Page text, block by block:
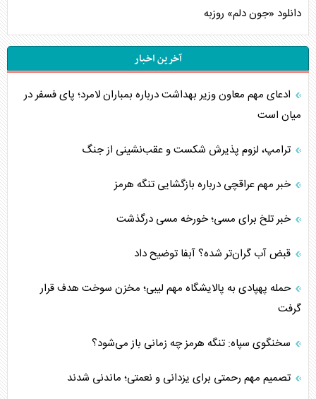
دانلود «جون دلم» روزبه
آخرین اخبار
ادعای مهم معاون وزیر بهداشت درباره بمباران لامرد؛ پای فسفر در
میان است
ترامپ، لزوم پذیرش شکست و عقب‌نشینی از جنگ
خبر مهم عراقچی درباره بازگشایی تنگه هرمز
خبر تلخ برای مسی؛ خورخه مسی درگذشت
قبض آب گران‌تر شده؟ آبفا توضیح داد
حمله پهپادی به پالایشگاه مهم لیبی؛ مخزن سوخت هدف قرار
گرفت
سخنگوی سپاه: تنگه هرمز چه زمانی باز می‌شود؟
تصمیم مهم رحمتی برای یزدانی و نعمتی؛ ماندنی شدند